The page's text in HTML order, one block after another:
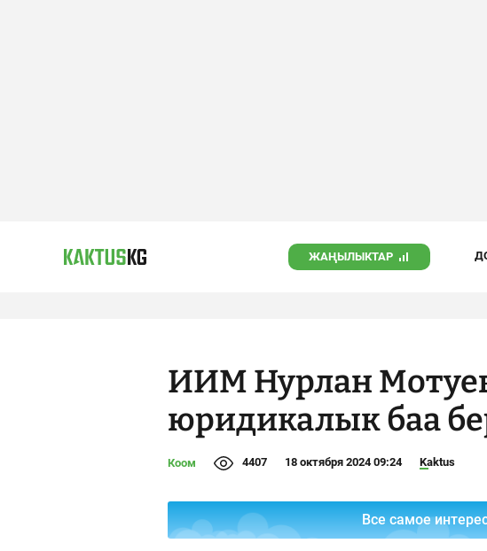
ЖАҢЫЛЫКТАР
ИИМ Нурлан
юридикалык баа
Коом 4407 18 октября 2024 09:24 Kaktus
Все самое